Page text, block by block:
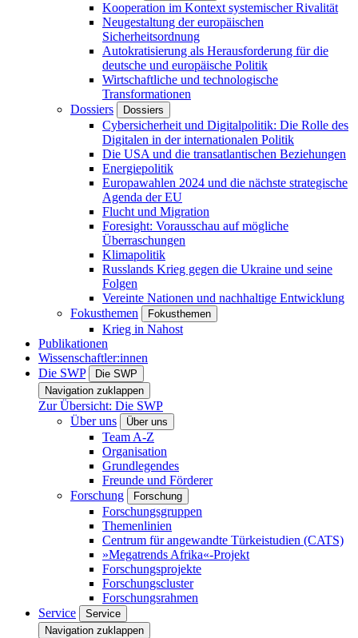
Kooperation im Kontext systemischer Rivalität
Neugestaltung der europäischen
Sicherheitsordnung
Autokratisierung als Herausforderung für die
deutsche und europäische Politik
Wirtschaftliche und technologische
Transformationen
Dossiers
Dossiers
Cybersicherheit und Digitalpolitik: Die Rolle des
Digitalen in der internationalen Politik
Die USA und die transatlantischen Beziehungen
Energiepolitik
Europawahlen 2024 und die nächste strategische
Agenda der EU
Flucht und Migration
Foresight: Vorausschau auf mögliche
Überraschungen
Klimapolitik
Russlands Krieg gegen die Ukraine und seine
Folgen
Vereinte Nationen und nachhaltige Entwicklung
Fokusthemen
Fokusthemen
Krieg in Nahost
Publikationen
Wissenschaftler:innen
Die SWP
Die SWP
Navigation zuklappen
Zur Übersicht: Die SWP
Über uns
Über uns
Team A-Z
Organisation
Grundlegendes
Freunde und Förderer
Forschung
Forschung
Forschungsgruppen
Themenlinien
Centrum für angewandte Türkeistudien (CATS)
»Megatrends Afrika«-Projekt
Forschungsprojekte
Forschungscluster
Forschungsrahmen
Service
Service
Navigation zuklappen